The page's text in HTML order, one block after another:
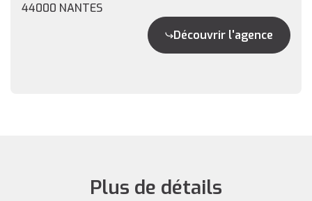
44000 NANTES
Découvrir l'agence
Plus de détails